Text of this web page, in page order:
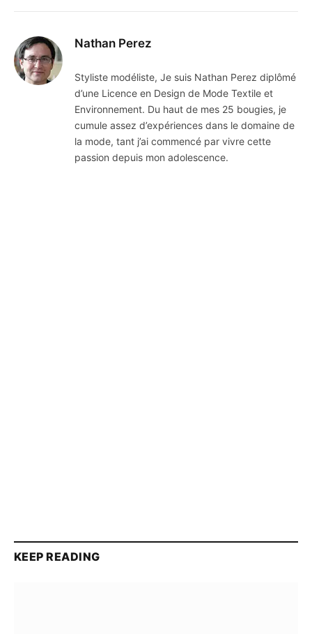
Nathan Perez
Styliste modéliste, Je suis Nathan Perez diplômé
d’une Licence en Design de Mode Textile et
Environnement. Du haut de mes 25 bougies, je
cumule assez d’expériences dans le domaine de
la mode, tant j’ai commencé par vivre cette
passion depuis mon adolescence.
KEEP READING